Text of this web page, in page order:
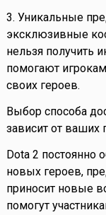
3. Уникальные
эксклюзивные
нельзя получить
помогают
своих героев.
Выбор способа
зависит от ваших
Dota 2 постоянно
новых героев,
приносит новые
помогут